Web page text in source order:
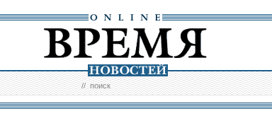
//поиск